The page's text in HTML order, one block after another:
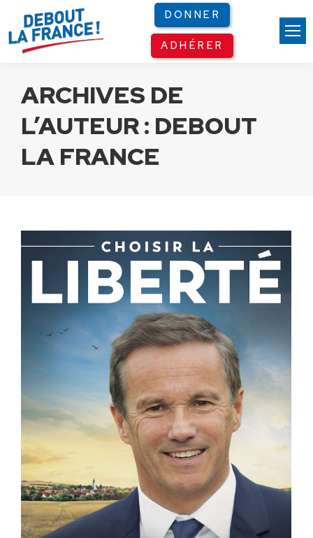
DONNER
ADHÉRER
ARCHIVES DE
L’AUTEUR : DEBOUT
LA FRANCE
Panneau de gestion des cookies